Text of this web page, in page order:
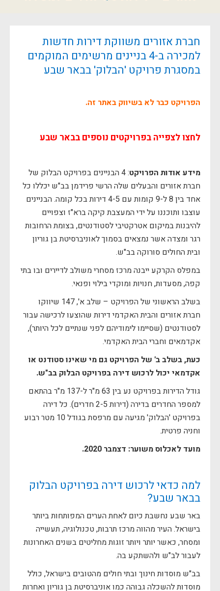
חברת אזורים משווקת דירות חדשות
למכירה ב-4 בניינים מרשימים המוקמים
במסגרת פרויקט 'הבלוק' בבאר שבע
הפרויקט כבר לא בשיווק באתר זה.
לחצו לצפייה בפרויקטים נוספים בבאר שבע
מידע אודות הפרויקט
: 4 הבניינים בפרויקט הבלוק של
חברת אזורים והבעלים שלה הרשי פרידמן בב"ש יכללו כל
אחד בין 8 ל-9 קומות עם 4-5 דירות בכל קומה. הבניינים
עוצבו ותוכננו על ידי המעצבת קיקה ברא"ז וצפויים
להיבנות במיקום אטרקטיבי לסטודנטים, בצומת הרחובות
רגר ומצדה אשר נמצאים בסמוך לאוניברסיטת בן גוריון
ובית החולים סורוקה בב"ש.
במפלס הקרקע ייבנה מרכז מסחרי משולב לדיירים ובו בתי
קפה, מסעדות, חנויות ומוקדי בילוי ופנאי.
בשלב הראשוני של הפרויקט – שלב א', 147 שיווקו
חברת אזורים והבית האקדמי דירות שהוצעו לרכישה עבור
לסטודנטים (שסיימו לימודיהם לפני שנתיים לכל היותר),
אקדמאים וחברי הבית האקדמי.
כעת, בשלב ב' של הפרויקט גם מי שאינו סטודנט או
אקדמאי יכול לרכוש דירה בפרויקט הבלוק בב"ש.
גודל הדירות בפרויקט נע בין 63 מ"ר ל-137 מ"ר בהתאם
למספר החדרים בדירה (דירות 2-5 חדרים). כל דירה
בפרויקט 'הבלוק' מגיעה עם מרפסת בגודל 10 מטר רבוע
וחניה פרטית.
מועד לאכלוס משוער: דצמבר 2020.
למה כדאי לרכוש דירה בפרויקט הבלוק
בבאר שבע?
באר שבע נחשבת כיום לאחת הערים המפותחות ביותר
בישראל. העיר מהווה מרכז תרבות, טכנולוגיה, תעשייה
ומסחר, כאשר יותר ויותר זוגות מחליטים בשנים האחרונות
לעבור לב"ש ולהשתקע בה.
בב"ש מוסדות חינוך ובתי חולים מהטובים בישראל, כולל
מוסדות להשכלה גבוהה כמו אוניברסיטת בן גוריון ואחרות